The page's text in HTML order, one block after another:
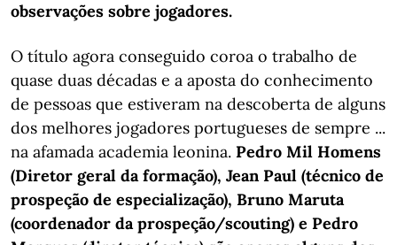
observações sobre jogadores.
O título agora conseguido coroa o trabalho de
quase duas décadas e a aposta do conhecimento
de pessoas que estiveram na descoberta de alguns
dos melhores jogadores portugueses de sempre ...
na afamada academia leonina. Pedro Mil Homens
(Diretor geral da formação), Jean Paul (técnico de
prospeção de especialização), Bruno Maruta
(coordenador da prospeção/scouting) e Pedro